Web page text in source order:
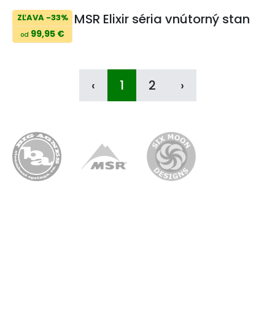
ZĽAVA -33%
od 99,95 €
MSR Elixir séria vnútorný stan
‹ 1 2 ›